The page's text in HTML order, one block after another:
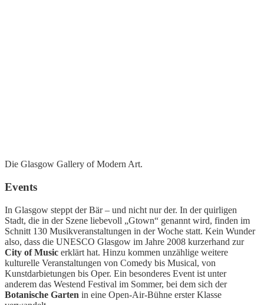
Die Glasgow Gallery of Modern Art.
Events
In Glasgow steppt der Bär – und nicht nur der. In der quirligen
Stadt, die in der Szene liebevoll „Gtown“ genannt wird, finden im
Schnitt 130 Musikveranstaltungen in der Woche statt. Kein Wunder
also, dass die UNESCO Glasgow im Jahre 2008 kurzerhand zur
City of Music erklärt hat. Hinzu kommen unzählige weitere
kulturelle Veranstaltungen von Comedy bis Musical, von
Kunstdarbietungen bis Oper. Ein besonderes Event ist unter
anderem das Westend Festival im Sommer, bei dem sich der
Botanische Garten in eine Open-Air-Bühne erster Klasse